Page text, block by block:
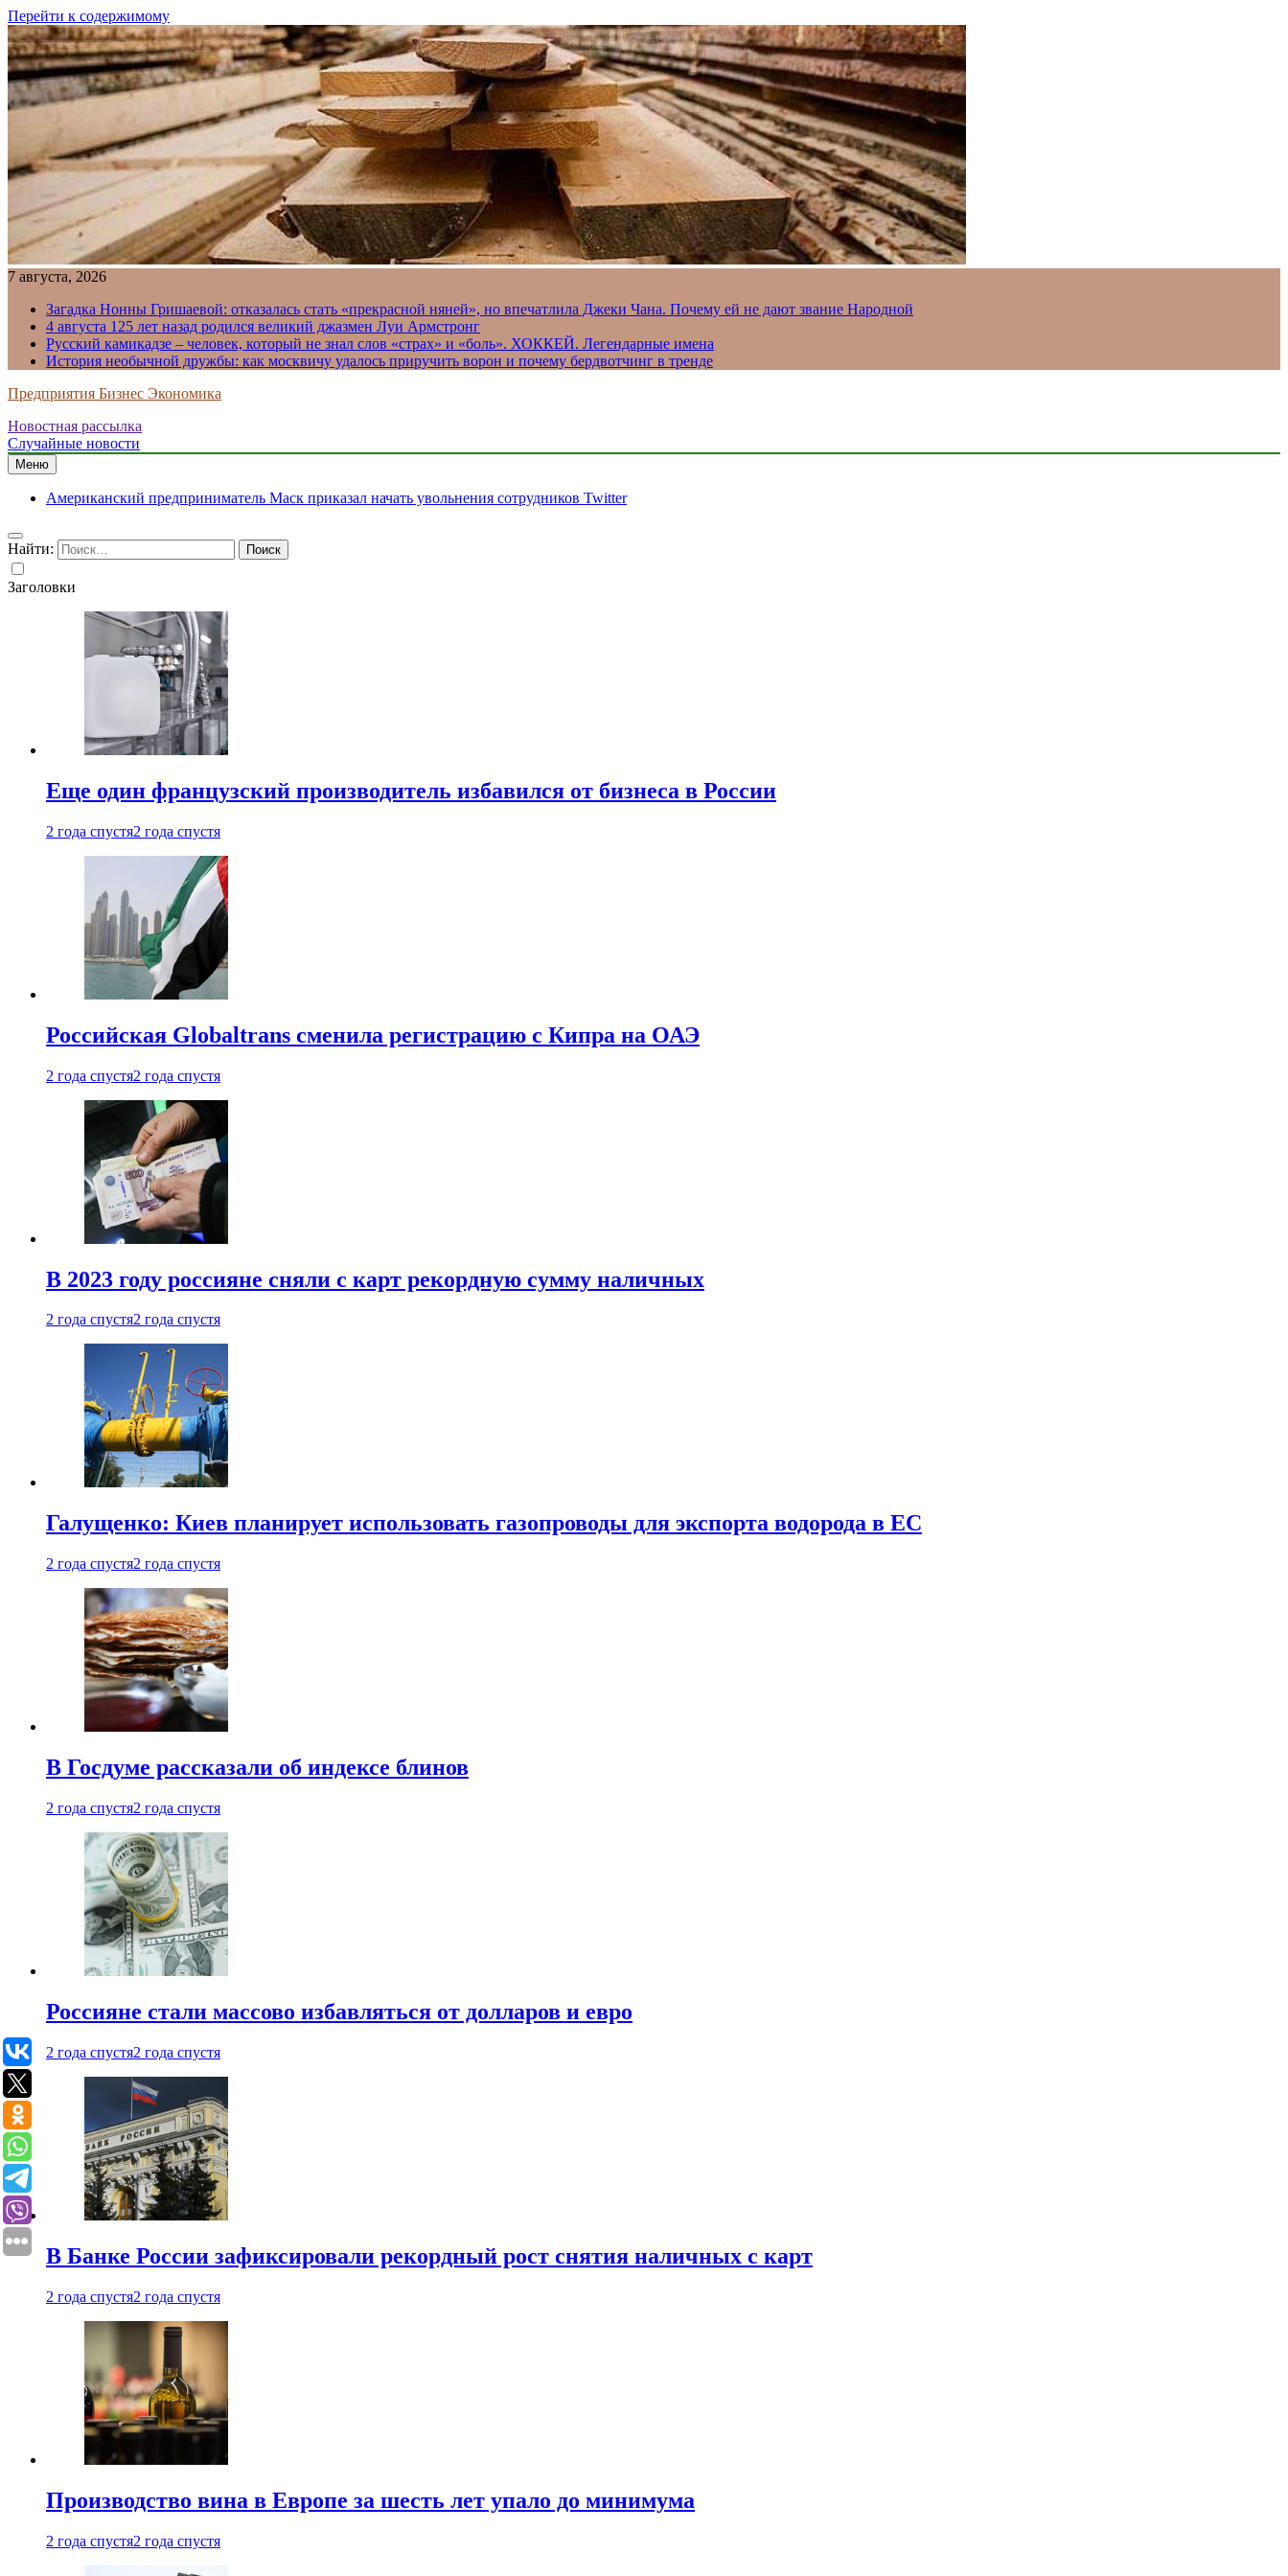
Перейти к содержимому
7 августа, 2026
Загадка Нонны Гришаевой: отказалась стать «прекрасной няней», но впечатлила Джеки Чана. Почему ей не дают звание Народной
4 августа 125 лет назад родился великий джазмен Луи Армстронг
Русский камикадзе – человек, который не знал слов «страх» и «боль». ХОККЕЙ. Легендарные имена
История необычной дружбы: как москвичу удалось приручить ворон и почему бердвотчинг в тренде
Предприятия Бизнес Экономика
Новостная рассылка
Случайные новости
Меню
Американский предприниматель Маск приказал начать увольнения сотрудников Twitter
Найти:
Заголовки
Еще один французский производитель избавился от бизнеса в России
2 года спустя2 года спустя
Российская Globaltrans сменила регистрацию с Кипра на ОАЭ
2 года спустя2 года спустя
В 2023 году россияне сняли с карт рекордную сумму наличных
2 года спустя2 года спустя
Галущенко: Киев планирует использовать газопроводы для экспорта водорода в ЕС
2 года спустя2 года спустя
В Госдуме рассказали об индексе блинов
2 года спустя2 года спустя
Россияне стали массово избавляться от долларов и евро
2 года спустя2 года спустя
В Банке России зафиксировали рекордный рост снятия наличных с карт
2 года спустя2 года спустя
Производство вина в Европе за шесть лет упало до минимума
2 года спустя2 года спустя